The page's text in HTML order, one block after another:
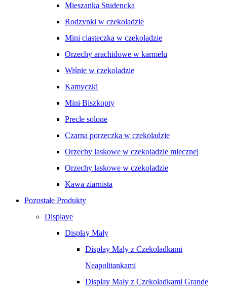
Mieszanka Studencka
Rodzynki w czekoladzie
Mini ciasteczka w czekoladzie
Orzechy arachidowe w karmelu
Wiśnie w czekoladzie
Kamyczki
Mini Biszkopty
Precle solone
Czarna porzeczka w czekoladzie
Orzechy laskowe w czekoladzie mlecznej
Orzechy laskowe w czekoladzie
Kawa ziarnista
Pozostałe Produkty
Displaye
Display Mały
Display Mały z Czekoladkami
Neapolitankami
Display Mały z Czekoladkami Grande